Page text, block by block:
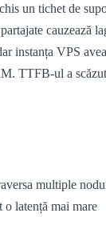
un tichet de
cauzează
instanța VPS avea
TTFB-ul a
multiple
latență mai mare